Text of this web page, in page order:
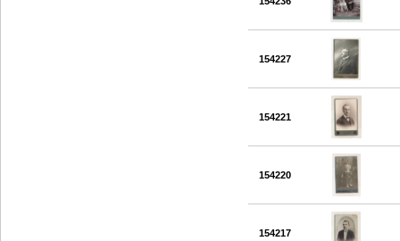
154227
154221
154220
154217